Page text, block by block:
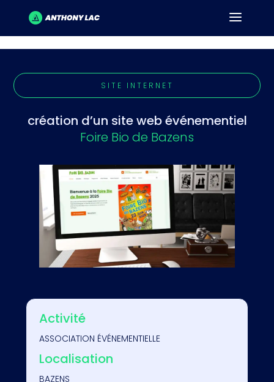
SITE INTERNET
création d’un site web événementiel
Foire Bio de Bazens
Activité
ASSOCIATION ÉVÉNEMENTIELLE
Localisation
BAZENS